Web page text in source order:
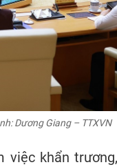
Dương Giang – TTXVN
việc khẩn